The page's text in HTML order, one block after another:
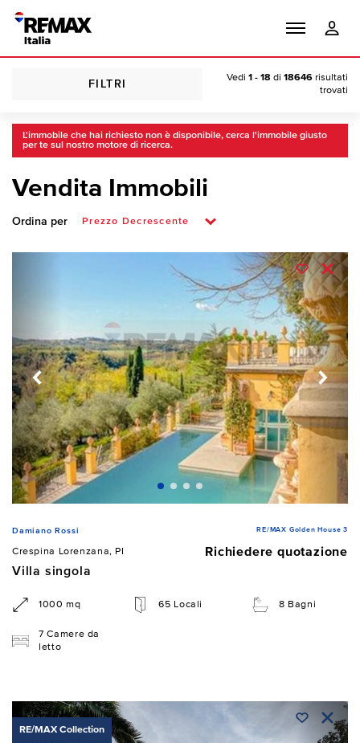
FILTRI
Vedi 1 - 18 di 18646 risultati
trovati
L'immobile che hai richiesto non è disponibile, cerca l'immobile giusto
per te sul nostro motore di ricerca.
Vendita Immobili
Ordina per
Damiano Rossi RE/MAX Golden House 3
Crespina Lorenzana, PI
Richiedere quotazione
Villa singola
1000 mq 65 Locali 8 Bagni
7 Camere da
letto
RE/MAX Collection